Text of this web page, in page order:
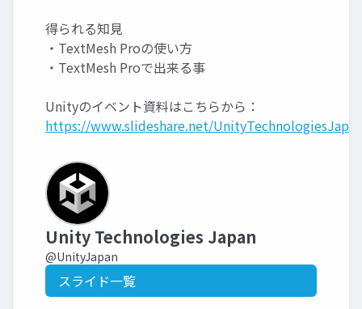
得られる知見
・TextMesh Proの使い方
・TextMesh Proで出来る事
Unityのイベント資料はこちらから：
https://www.slideshare.net/
Unity Technologies Japan
@UnityJapan
スライド一覧